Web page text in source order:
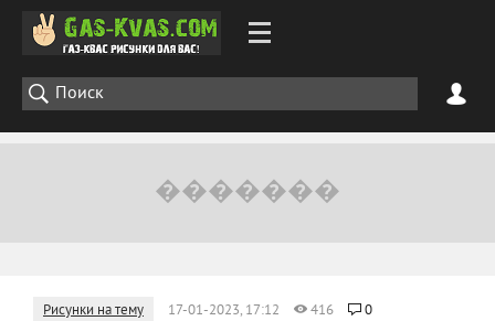
Рисунки на тему 17-01-2023, 17:12 416 0